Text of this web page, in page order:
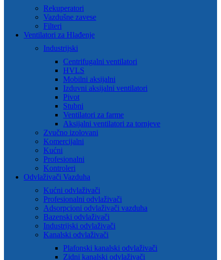
Rekuperatori
Vazdušne zavese
Filteri
Ventilatori za Hlađenje
Industrijski
Centrifugalni ventilatori
HVLS
Mobilni aksijalni
Izduvni aksijalni ventilatori
Pivot
Stubni
Ventilatori za farme
Aksijalni ventilatori za tornjeve
Zvučno izolovani
Komercijalni
Kućni
Profesionalni
Kontroleri
Odvlaživači Vazduha
Kućni odvlaživači
Profesionalni odvlaživači
Adsorpcioni odvlaživači vazduha
Bazenski odvlaživači
Industrijski odvlaživači
Kanalski odvlaživači
Plafonski kanalski odvlaživači
Zidni kanalski odvlaživači